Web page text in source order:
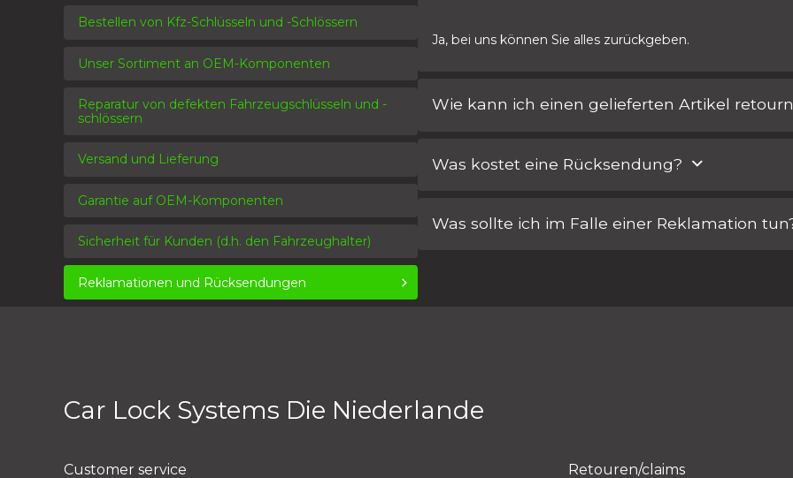
Bestellen von Kfz-Schlüsseln und -Schlössern
Unser Sortiment an OEM-Komponenten
Reparatur von defekten Fahrzeugschlüsseln und -
schlössern
Versand und Lieferung
Garantie auf OEM-Komponenten
Sicherheit für Kunden (d.h. den Fahrzeughalter)
Reklamationen und Rücksendungen
Ja, bei uns können Sie alles zurückgeben.
Wie kann ich einen gelieferten Artikel
Melden Sie sich bei Ihrem Konto an. In Ihrem
eine Bestellung oder ein Teil beantragen. Wir setzen uns
Was kostet eine Rücksendung?
Wenn Sie Ihren Rücksendeantrag einreichen, werden wir
Was sollte ich im Falle einer Reklamation
Car Lock Systems Die Niederlande
Customer service Retouren/claims